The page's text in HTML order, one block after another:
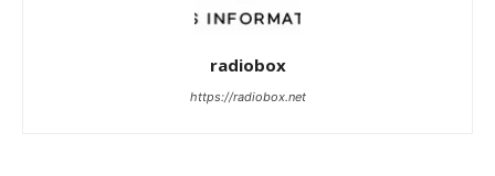
radiobox
https://radiobox.net